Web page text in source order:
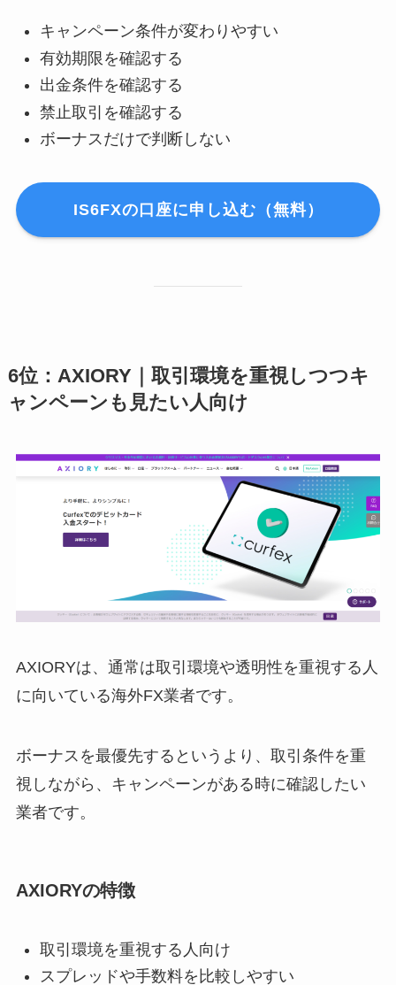
キャンペーン条件が変わりやすい
有効期限を確認する
出金条件を確認する
禁止取引を確認する
ボーナスだけで判断しない
IS6FXの口座に申し込む（無料）
6位：AXIORY｜取引環境を重視しつつキ
ャンペーンも見たい人向け
AXIORYは、通常は取引環境や透明性を重視する人
に向いている海外FX業者です。
ボーナスを最優先するというより、取引条件を重
視しながら、キャンペーンがある時に確認したい
業者です。
AXIORYの特徴
取引環境を重視する人向け
スプレッドや手数料を比較しやすい